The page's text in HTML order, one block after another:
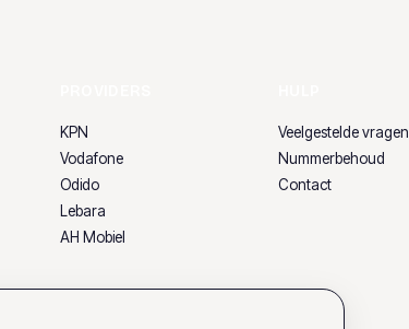
KPN
Vodafone
Odido
Lebara
AH Mobiel
Veelgestelde vragen
Nummerbehoud
Contact